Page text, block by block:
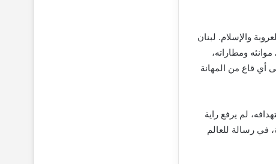
والإسلام. لبنان
ومطاراته،
أي قاع من المهانة
لم يرفع راية
في رسالة للعالم